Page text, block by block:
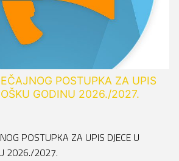
POSTUPKA ZA UPIS
GODINU 2026./2027.
POSTUPKA ZA UPIS DJECE U
2026./2027.